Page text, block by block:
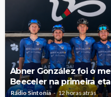
Abner González foi o
Beeceler na primeira
Rádio Sintonia 12 horas atrás